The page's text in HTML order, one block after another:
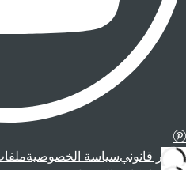
إشعار قانونيسياسة الخصوصية